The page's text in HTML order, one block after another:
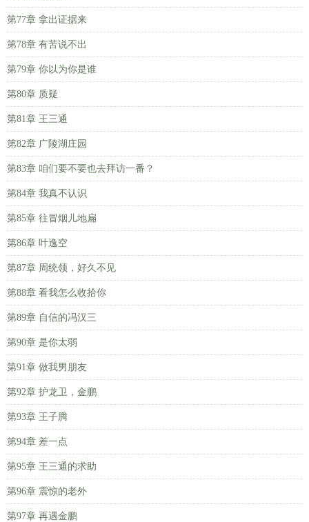
第77章 拿出证据来
第78章 有苦说不出
第79章 你以为你是谁
第80章 质疑
第81章 王三通
第82章 广陵湖庄园
第83章 咱们要不要也去拜访一番？
第84章 我真不认识
第85章 往冒烟儿地扁
第86章 叶逸空
第87章 周统领，好久不见
第88章 看我怎么收拾你
第89章 自信的冯汉三
第90章 是你太弱
第91章 做我男朋友
第92章 护龙卫，金鹏
第93章 王子腾
第94章 差一点
第95章 王三通的求助
第96章 震惊的老外
第97章 再遇金鹏